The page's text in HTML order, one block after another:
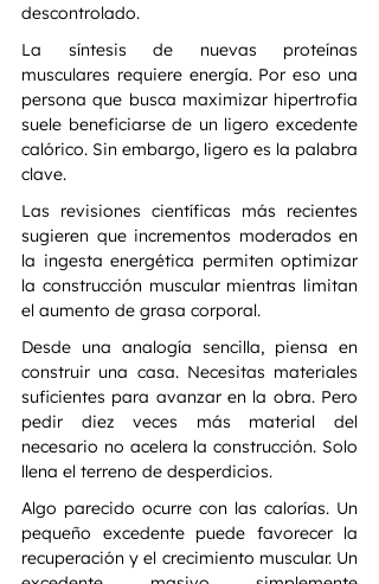
descontrolado.
La síntesis de nuevas proteínas
musculares requiere energía. Por eso una
persona que busca maximizar hipertrofia
suele beneficiarse de un ligero excedente
calórico. Sin embargo, ligero es la palabra
clave.
Las revisiones científicas más recientes
sugieren que incrementos moderados en
la ingesta energética permiten optimizar
la construcción muscular mientras limitan
el aumento de grasa corporal.
Desde una analogía sencilla, piensa en
construir una casa. Necesitas materiales
suficientes para avanzar en la obra. Pero
pedir diez veces más material del
necesario no acelera la construcción. Solo
llena el terreno de desperdicios.
Algo parecido ocurre con las calorías. Un
pequeño excedente puede favorecer la
recuperación y el crecimiento muscular. Un